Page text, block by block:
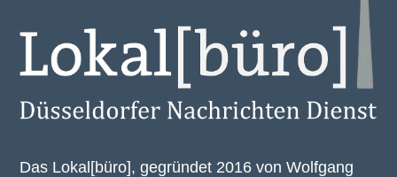
Das Lokal[büro], gegründet 2016 von Wolfgang